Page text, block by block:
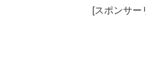
[スポンサー